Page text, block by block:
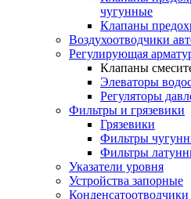
чугунные
Клапаны
Воздухоотводчики
Регулирующая
Клапаны
Элеваторы
Регуляторы
Фильтры и грязевики
Грязевики
Фильтры
Фильтры
Указатели уровня
Устройства запорные
Конденсатоотводчики